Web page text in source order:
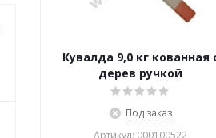
Кувалда 9,0 кг кованная
дерев ручкой
Под заказ
Артикул: 000100522